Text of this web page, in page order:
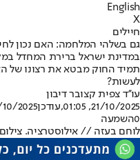
English
X
חיילים
גם בשלהי המלחמה: האם נכון
במדינת ישראל ברירת המחדל
תמיד החוק מבטא את רצונו של
לעשות?
עו''ד צפית קצובר דיבון
21/10/2025, 01:05
,עודכן2025, 01:05
0השמעה
לוחם בעזה // אילוסטרציה.